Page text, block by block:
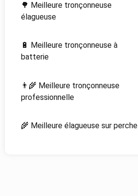
🌳 Meilleure tronçonneuse
élagueuse
🔋 Meilleure tronçonneuse à
batterie
👨‍🌾 Meilleure tronçonneuse
professionnelle
🌾 Meilleure élagueuse sur perche